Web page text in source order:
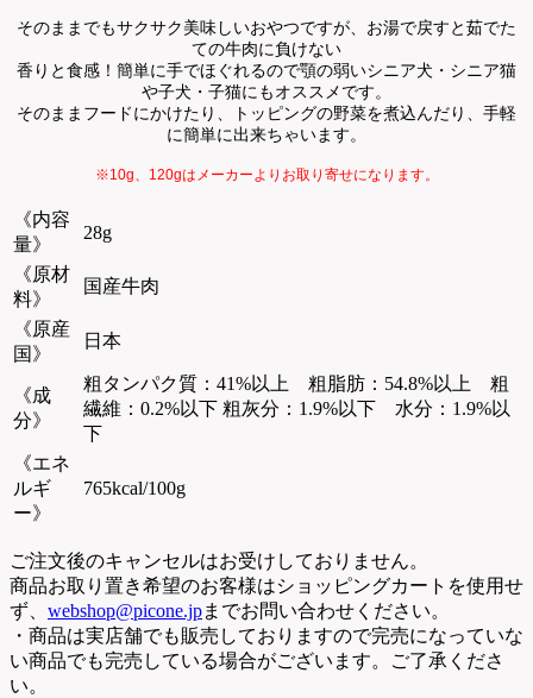
そのままでもサクサク美味しいおやつですが、お湯で戻すと茹でた
ての牛肉に負けない
香りと食感！簡単に手でほぐれるので顎の弱いシニア犬・シニア猫
や子犬・子猫にもオススメです。
そのままフードにかけたり、トッピングの野菜を煮込んだり、手軽
に簡単に出来ちゃいます。
※10g、120gはメーカーよりお取り寄せになります。
《内容
量》
28g
《原材
料》
国産牛肉
《原産
国》
日本
《成
分》
粗タンパク質：41%以上 粗脂肪：54.8%以上 粗
繊維：0.2%以下 粗灰分：1.9%以下 水分：1.9%以
下
《エネ
ルギ
ー》
765kcal/100g
ご注文後のキャンセルはお受けしておりません。
商品お取り置き希望のお客様はショッピングカートを使用せ
ず、 webshop@picone.jpまでお問い合わせください。
・商品は実店舗でも販売しておりますので完売になっていな
い商品でも完売している場合がございます。ご了承くださ
い。